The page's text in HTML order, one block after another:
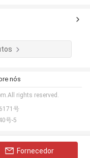
Fornecedor
nós
rights reserved.
号
号-5